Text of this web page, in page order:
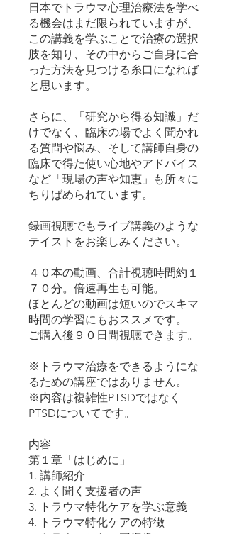
日本でトラウマ心理治療法を学べ
る機会はまだ限られていますが、
この講義を学ぶことで治療の選択
肢を知り、その中からご自身に合
った方法を見つける糸口になれば
と思います。
さらに、「研究から得る知識」だ
けでなく、臨床の場でよく聞かれ
る質問や悩み、そして講師自身の
臨床で得た使い心地やアドバイス
など「現場の声や知恵」も所々に
ちりばめられています。
録画視聴でもライブ講義のような
テイストをお楽しみください。
４０本の動画、合計視聴時間約１
７０分。倍速再生も可能。
ほとんどの動画は短いのでスキマ
時間の学習にもおススメです。
ご購入後９０日間視聴できます。
※トラウマ治療をできるようにな
るための講座ではありません。
※内容は複雑性PTSDではなく
PTSDについてです。
内容
第１章「はじめに」
1. 講師紹介
2. よく聞く支援者の声
3. トラウマ特化ケアを学ぶ意義
4. トラウマ特化ケアの特徴